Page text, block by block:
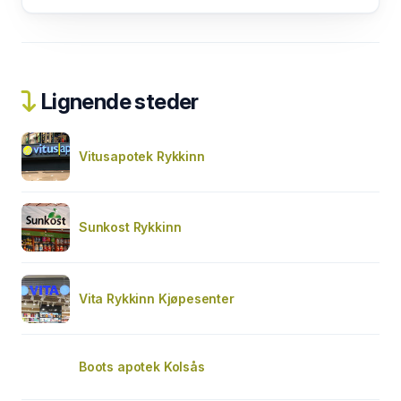
Lignende steder
Vitusapotek Rykkinn
Sunkost Rykkinn
Vita Rykkinn Kjøpesenter
Boots apotek Kolsås